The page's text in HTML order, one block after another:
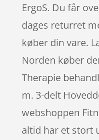
ErgoS. Du får
dages returret
køber din vare.
Norden køber
Therapie
m. 3-delt
webshoppen
altid har et stort